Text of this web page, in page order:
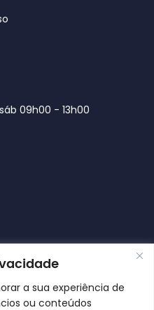
a sua experiência de
ou conteúdos
09h00 - 13h00